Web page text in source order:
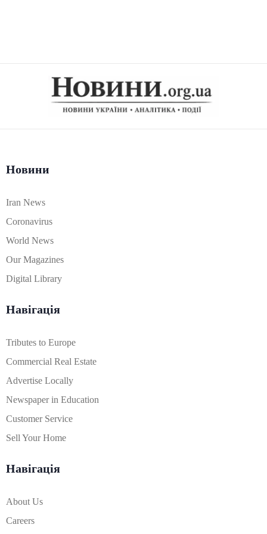
Новини
Iran News
Coronavirus
World News
Our Magazines
Digital Library
Навігація
Tributes to Europe
Commercial Real Estate
Advertise Locally
Newspaper in Education
Customer Service
Sell Your Home
Навігація
About Us
Careers